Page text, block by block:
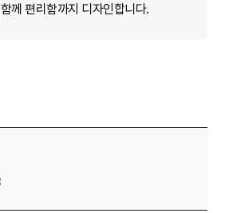
께 편리함까지 디자인합니다.